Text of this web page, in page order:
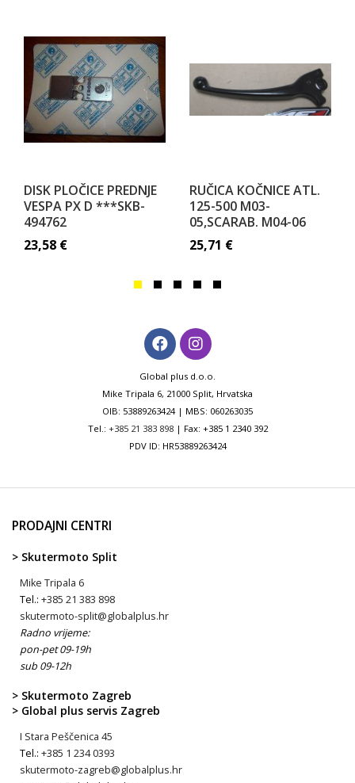
DISK PLOČICE PREDNJE
VESPA PX D ***SKB-
494762
23,58 €
RUČICA KOČNICE ATL.
125-500 M03-
05,SCARAB. M04-06
25,71 €
Global plus d.o.o.
Mike Tripala 6, 21000 Split, Hrvatska
OIB: 53889263424 | MBS: 060263035
Tel.: +385 21 383 898| Fax: +385 1 2340 392
PDV ID: HR53889263424
PRODAJNI CENTRI
> Skutermoto Split
Mike Tripala 6
Tel.: +385 21 383 898
skutermoto-split@globalplus.hr
Radno vrijeme:
pon-pet 09-19h
sub 09-12h
> Skutermoto Zagreb
> Global plus servis Zagreb
I Stara Peščenica 45
Tel.: +385 1 234 0393
skutermoto-zagreb@globalplus.hr